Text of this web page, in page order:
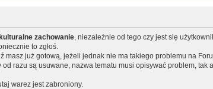
kulturalne zachowanie, niezależnie od tego czy jest się
to zgłoś.
masz już gotową, jeżeli jednak nie ma takiego problemu na
razu są usuwane, nazwa tematu musi opisywać problem,
warez jest zabroniony.